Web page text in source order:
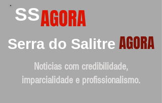
SSAGORA
Serra do Salitre AGORA
Noticias com credibilidade,
imparcialidade e profissionalismo.